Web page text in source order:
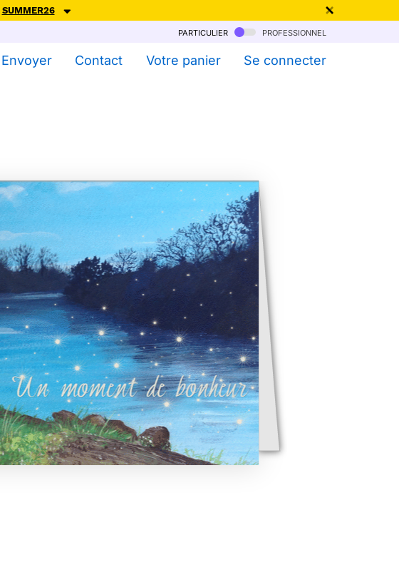
SUMMER26
particulier professionnel
Envoyer Contact Votre panier Se connecter